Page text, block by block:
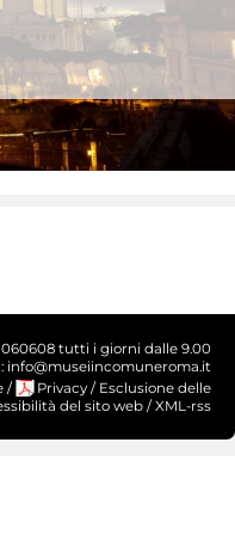
060608 tutti i giorni dalle 9.00
info@museiincomuneroma.it
/ Privacy / Esclusione delle
del sito web / XML-rss